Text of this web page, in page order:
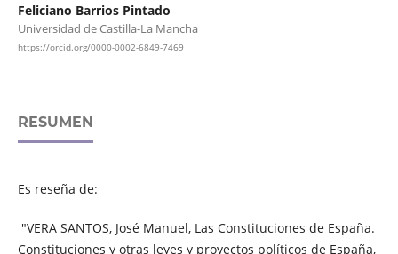
Feliciano Barrios Pintado
Universidad de Castilla-La Mancha
https://orcid.org/0000-0002-6849-7469
RESUMEN
Es reseña de:
"VERA SANTOS, José Manuel, Las Constituciones de España.
Constituciones y otras leyes y proyectos políticos de España,